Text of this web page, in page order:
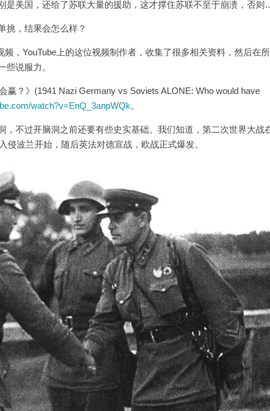
是美国，还给了苏联大量的援助，这才撑住苏联不至于崩溃，否
挑，结果会怎么样？
，YouTube上的这位视频制作者，收集了很多相关资料，然后在
说服力。
赢？》(1941 Nazi Germany vs Soviets ALONE: Who would have
watch?v=EnQ_3anpWQk。
，不过开脑洞之前还要有些史实基础。我们知道，第二次世界大战
波兰开始，随后英法对德宣战，欧战正式爆发。